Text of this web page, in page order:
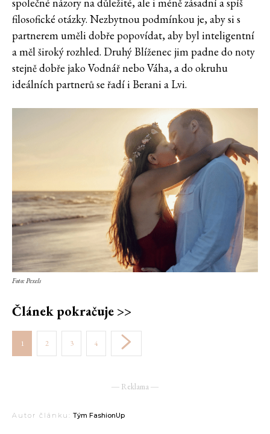
filosofické otázky. Nezbytnou podmínkou je, aby si s
partnerem uměli dobře popovídat, aby byl inteligentní
a měl široký rozhled. Druhý Blíženec jim padne do noty
stejně dobře jako Vodnář nebo Váha, a do okruhu
ideálních partnerů se řadí i Berani a Lvi.
Foto: Pexels
Článek pokračuje >>
1 2 3 4
― Reklama ―
Autor článku: Tým FashionUp